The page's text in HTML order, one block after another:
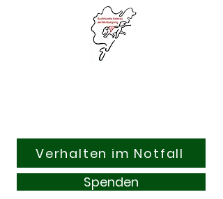
Verhalten im Notfall
Spenden